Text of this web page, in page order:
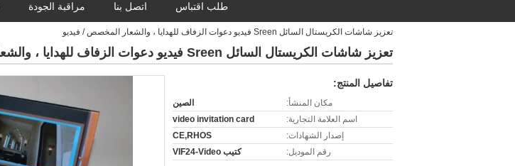
مراقبة الجودة اتصل بنا طلب اقتباس
تعزيز شاشات الكريستال السائل Sreen فيديو دعوات الزفاف للهدايا ، والشعار المخصص / فيديو
تعزيز شاشات الكريستال السائل Sreen فيديو دعوات الزفاف للهدايا ، والشعار المخصص / فيديو
تفاصيل المنتج:
مكان المنشأ:
الصين
اسم العلامة التجارية:
video invitation card
إصدار الشهادات:
CE,RHOS
رقم الموديل:
كتيب VIF24-Video